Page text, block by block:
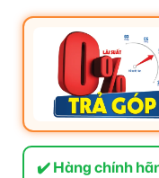
✔️ Hàng chính